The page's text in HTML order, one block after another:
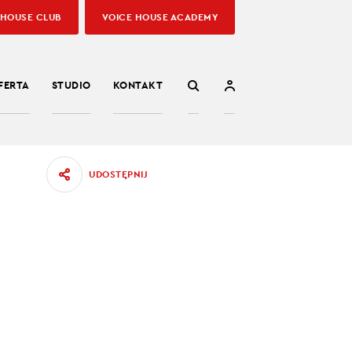
STUDIO KONTAKT
CLUB VOICE HOUSE ACADEMY
UDOSTĘPNIJ